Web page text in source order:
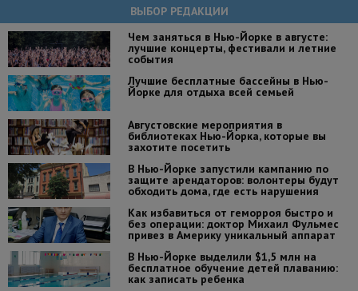
ВЫБОР РЕДАКЦИИ
Чем заняться в Нью-Йорке в августе:
лучшие концерты, фестивали и летние
события
Лучшие бесплатные бассейны в Нью-
Йорке для отдыха всей семьей
Августовские мероприятия в
библиотеках Нью-Йорка, которые вы
захотите посетить
В Нью-Йорке запустили кампанию по
защите арендаторов: волонтеры будут
обходить дома, где есть нарушения
Как избавиться от геморроя быстро и
без операции: доктор Михаил Фульмес
привез в Америку уникальный аппарат
В Нью-Йорке выделили $1,5 млн на
бесплатное обучение детей плаванию:
как записать ребенка